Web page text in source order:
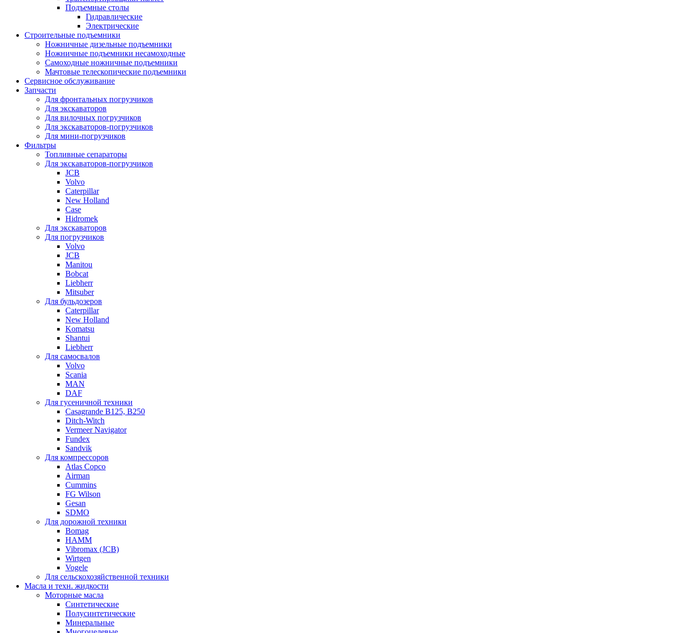
Подъемные столы
Гидравлические
Электрические
Строительные подъемники
Ножничные дизельные подъемники
Ножничные подъемники несамоходные
Самоходные ножничные подъемники
Мачтовые телескопические подъемники
Сервисное обслуживание
Запчасти
Для фронтальных погрузчиков
Для экскаваторов
Для вилочных погрузчиков
Для экскаваторов-погрузчиков
Для мини-погрузчиков
Фильтры
Топливные сепараторы
Для экскаваторов-погрузчиков
JCB
Volvo
Caterpillar
New Holland
Case
Hidromek
Для экскаваторов
Для погрузчиков
Volvo
JCB
Manitou
Bobcat
Liebherr
Mitsuber
Для бульдозеров
Caterpillar
New Holland
Komatsu
Shantui
Liebherr
Для самосвалов
Volvo
Scania
MAN
DAF
Для гусеничной техники
Casagrande B125, B250
Ditch-Witch
Vermeer Navigator
Fundex
Sandvik
Для компрессоров
Atlas Copco
Airman
Cummins
FG Wilson
Gesan
SDMO
Для дорожной техники
Bomag
HAMM
Vibromax (JCB)
Wirtgen
Vogele
Для сельскохозяйственной техники
Масла и техн. жидкости
Моторные масла
Синтетические
Полусинтетические
Минеральные